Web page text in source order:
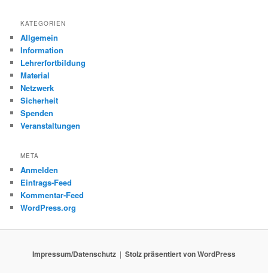
KATEGORIEN
Allgemein
Information
Lehrerfortbildung
Material
Netzwerk
Sicherheit
Spenden
Veranstaltungen
META
Anmelden
Eintrags-Feed
Kommentar-Feed
WordPress.org
Impressum/Datenschutz Stolz präsentiert von WordPress